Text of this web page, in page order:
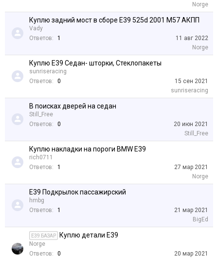
Norge
Куплю задний мост в сборе E39 525d 2001 M57 АКПП
Vady
Ответов:
1
11 авг 2022
Norge
Куплю Е39 Седан- шторки, Стеклопакеты
sunriseracing
Ответов:
0
15 сен 2021
sunriseracing
В поисках дверей на седан
Still_Free
Ответов:
0
20 июн 2021
Still_Free
Куплю накладки на пороги BMW E39
rich0711
Ответов:
1
27 мар 2021
Norge
Е39 Подкрылок пассажирский
hmbg
Ответов:
1
21 мар 2021
BigEd
E39 БАЗАР Куплю детали E39
Norge
Ответов:
0
20 мар 2021